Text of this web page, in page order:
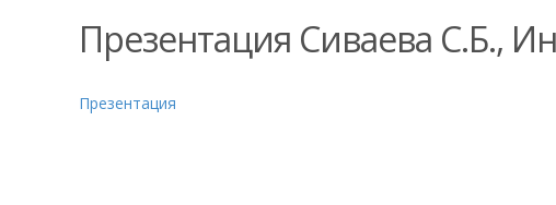
Презентация Сиваева С.Б.,
Презентация